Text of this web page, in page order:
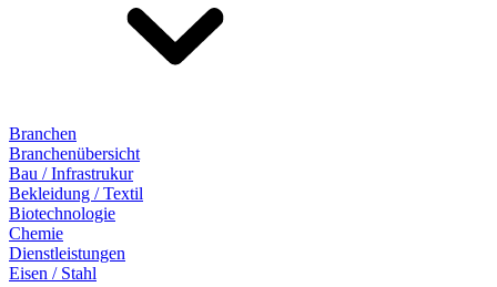
Branchen
Branchenübersicht
Bau / Infrastrukur
Bekleidung / Textil
Biotechnologie
Chemie
Dienstleistungen
Eisen / Stahl